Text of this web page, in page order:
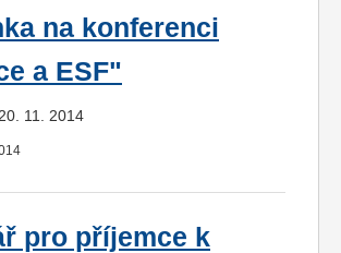
na konferenci
a ESF"
11. 2014
pro příjemce k